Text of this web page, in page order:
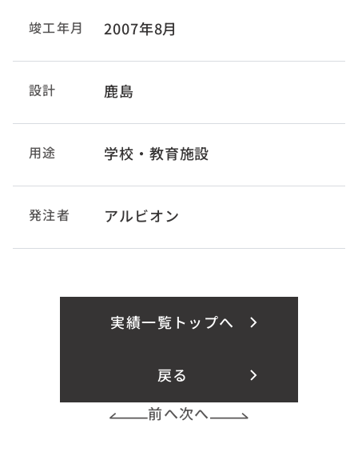
竣工年月 2007年8月
設計 鹿島
用途 学校・教育施設
発注者 アルビオン
実績一覧トップへ
戻る
前へ次へ